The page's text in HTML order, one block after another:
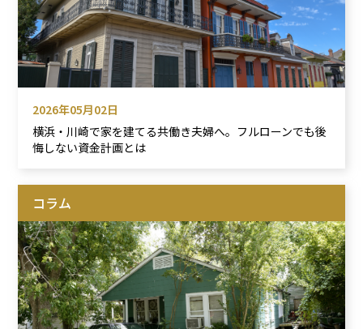
2026年05月02日
横浜・川崎で家を建てる共働き夫婦へ。フルローンでも後
悔しない資金計画とは
コラム